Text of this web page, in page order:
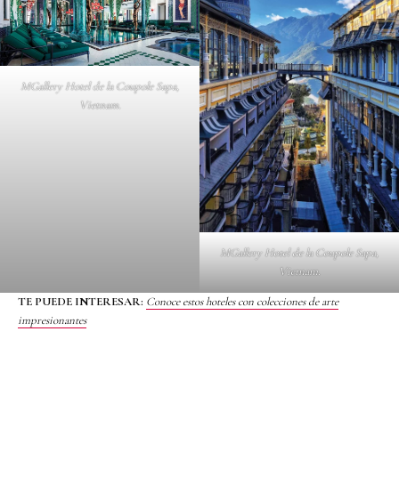
MGallery Hotel de la Coupole Sapa,
Vietnam.
MGallery Hotel de la Coupole Sapa,
Vietnam.
TE PUEDE INTERESAR: Conoce estos hoteles con colecciones de arte
impresionantes